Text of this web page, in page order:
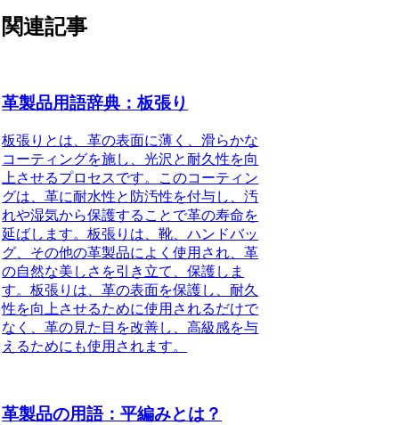
関連記事
革製品用語辞典：板張り
板張りとは、革の表面に薄く、滑らかな
コーティングを施し、光沢と耐久性を向
上させるプロセスです。このコーティン
グは、革に耐水性と防汚性を付与し、汚
れや湿気から保護することで革の寿命を
延ばします。板張りは、靴、ハンドバッ
グ、その他の革製品によく使用され、革
の自然な美しさを引き立て、保護しま
す。板張りは、革の表面を保護し、耐久
性を向上させるために使用されるだけで
なく、革の見た目を改善し、高級感を与
えるためにも使用されます。
革製品の用語：平編みとは？